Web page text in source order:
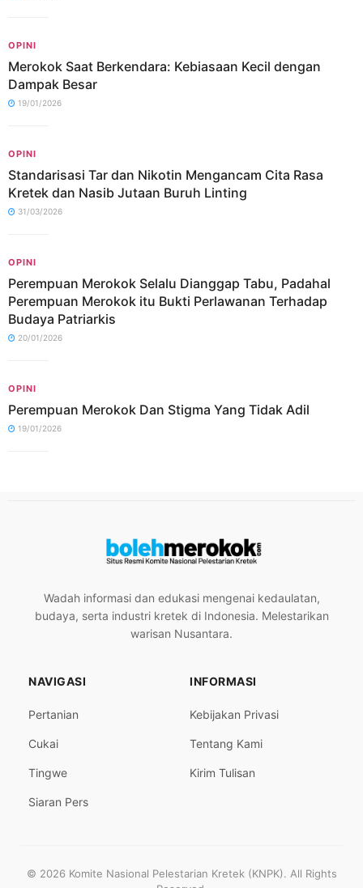
OPINI
Merokok Saat Berkendara: Kebiasaan Kecil dengan
Dampak Besar
19/01/2026
OPINI
Standarisasi Tar dan Nikotin Mengancam Cita Rasa
Kretek dan Nasib Jutaan Buruh Linting
31/03/2026
OPINI
Perempuan Merokok Selalu Dianggap Tabu, Padahal
Perempuan Merokok itu Bukti Perlawanan Terhadap
Budaya Patriarkis
20/01/2026
OPINI
Perempuan Merokok Dan Stigma Yang Tidak Adil
19/01/2026
Wadah informasi dan edukasi mengenai kedaulatan,
budaya, serta industri kretek di Indonesia. Melestarikan
warisan Nusantara.
NAVIGASI
Pertanian
Cukai
Tingwe
Siaran Pers
INFORMASI
Kebijakan Privasi
Tentang Kami
Kirim Tulisan
© 2026 Komite Nasional Pelestarian Kretek (KNPK). All Rights